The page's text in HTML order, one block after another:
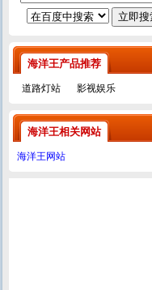
海洋王产品推荐
道路灯站 影视娱乐
海洋王相关网站
海洋王网站